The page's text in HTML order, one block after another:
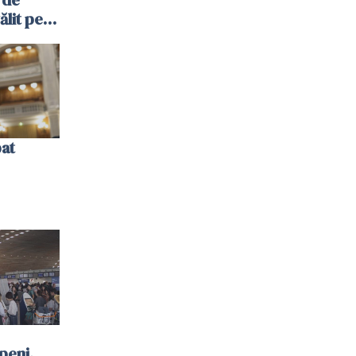
pe
„Vom